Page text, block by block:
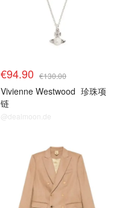
€94.90 €130.00
Vivienne Westwood 珍珠项
链
@dealmoon.de